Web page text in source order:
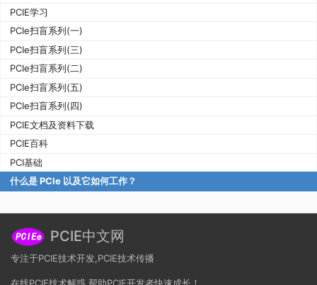
PCIE学习
PCIe扫盲系列(一)
PCIe扫盲系列(三)
PCIe扫盲系列(二)
PCIe扫盲系列(五)
PCIe扫盲系列(四)
PCIE文档及资料下载
PCIE百科
PCI基础
什么是 PCIe 以及它如何工作？
PCIE中文网
专注于PCIE技术开发,PCIE技术传播